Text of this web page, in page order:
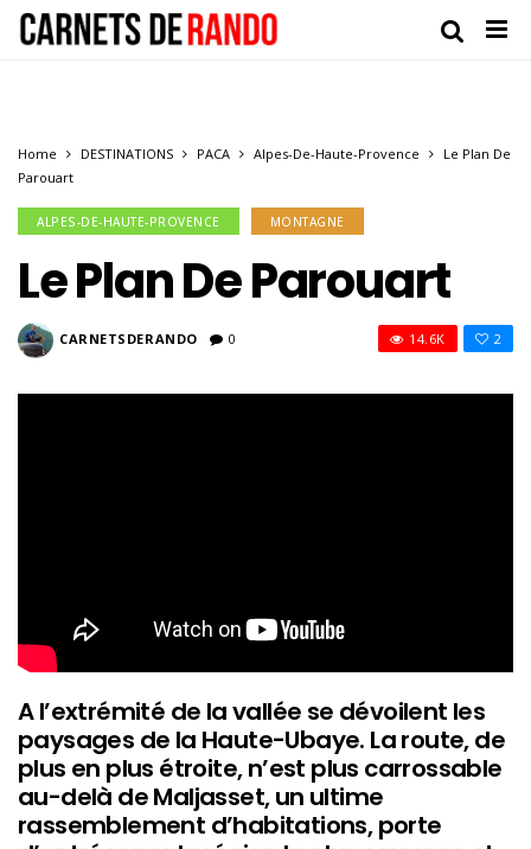
Home DESTINATIONS PACA Alpes-De-Haute-Provence
Le Plan De
Parouart
ALPES-DE-HAUTE-PROVENCE MONTAGNE
Le Plan De Parouart
CARNETSDERANDO 0 2
14.6K
A l’extrémité de la vallée se dévoilent les
paysages de la Haute-Ubaye. La route, de
plus en plus étroite, n’est plus carrossable
au-delà de Maljasset, un ultime
rassemblement d’habitations, porte